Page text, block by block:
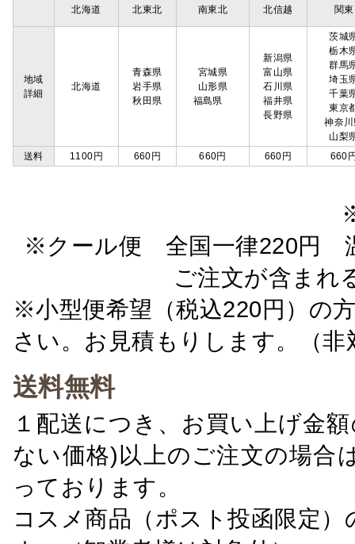
北海道 北東北 南東北 北信越 関東
地域
詳細
北海道
青森県
岩手県
秋田県
宮城県
山形県
福島県
新潟県
富山県
石川県
福井県
長野県
茨城
栃木
群馬
埼玉
千葉
東京
神奈
山梨
送料
1100円 660円 660円 660円 660
※クール便 全国一律220円
ご注文が含ま
※小型便希望（税込220円）の
さい。お見積もりします。（非
送料無料
１配送につき、お買い上げ金
ない価格)以上のご注文の場合
っております。
コスメ商品（ポスト投函限定